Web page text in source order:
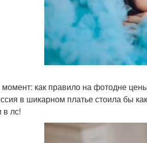
как правило на фотодне
в шикарном платье стоила бы
в лс!